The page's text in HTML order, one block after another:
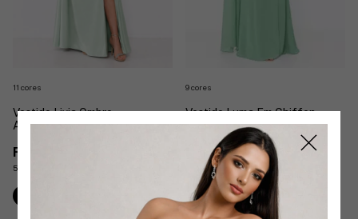
Vestido Livia Ombro
Assimétrico
R$589,90
5
11 cores
Vestido Luma Em Chiffon
Celine Delicado
R$529,90
deR$105,98sem juros
9 cores
Comprar